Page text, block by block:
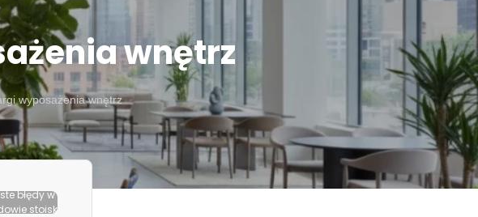
wnętrz
wyposażenia wnętrz
błędy w
stoisk